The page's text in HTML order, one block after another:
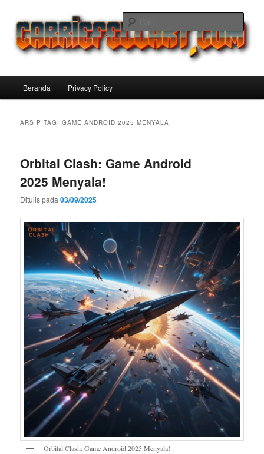
konten
utama
konten
sekunderCarriefellart Pilihan Terbaik Game
Offline Android 2025 yang Wajib
Kamu Coba
Cari
Beranda Privacy Policy
ARSIP TAG:GAME ANDROID 2025 MENYALA
Orbital Clash: Game Android
2025 Menyala!
Ditulis pada03/09/2025
Orbital Clash: Game Android 2025 Menyala!